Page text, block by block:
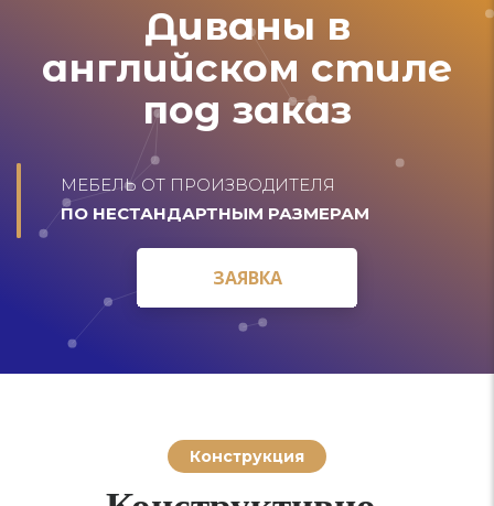
Диваны в
английском стиле
под заказ
МЕБЕЛЬ ОТ ПРОИЗВОДИТЕЛЯ
ПО НЕСТАНДАРТНЫМ РАЗМЕРАМ
ЗАЯВКА
ЗАЯВКА
Конструкция